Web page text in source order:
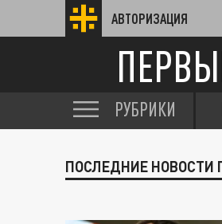
АВТОРИЗАЦИЯ
РУБРИКИ
ПОСЛЕДНИЕ НОВОСТИ